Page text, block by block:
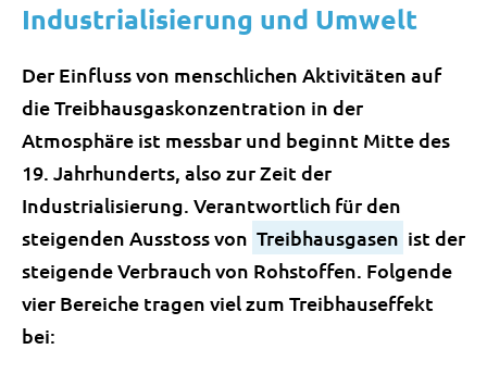
Industrialisierung und Umwelt
Der Einfluss von menschlichen Aktivitäten auf
die Treibhausgaskonzentration in der
Atmosphäre ist messbar und beginnt Mitte des
19. Jahrhunderts, also zur Zeit der
Industrialisierung. Verantwortlich für den
steigenden Ausstoss von Treibhausgasen ist der
steigende Verbrauch von Rohstoffen. Folgende
vier Bereiche tragen viel zum Treibhauseffekt
bei: